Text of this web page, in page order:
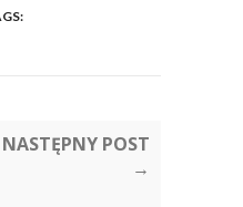
NASTĘPNY POST
→